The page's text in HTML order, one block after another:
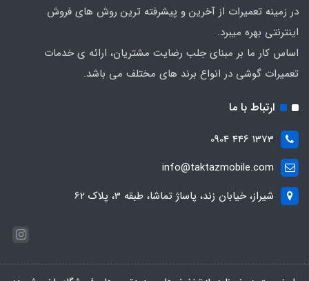
در زمینه تعمیرات از آخرین و پیشرفته ترین روش های فروش
اینترنتی بهره میبرد.
اساس کار ما بر مبنای جلب رضایت مشتریان، ارائه ی خدمات
تعمیرات گوشی در انواع برند های مختلف می باشد.
ارتباط با ما
1373 446 0904
info@taktazmobile.com
شیراز، خیابان زند، پاساژ تماشا، طبقه 3، پلاک 62